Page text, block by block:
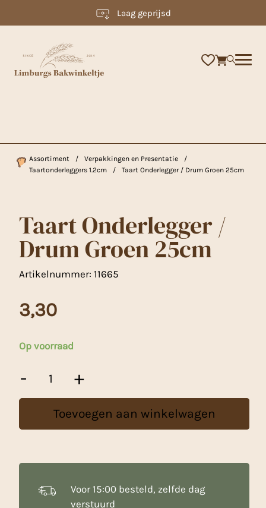
Laag geprijsd
Assortiment / Verpakkingen en Presentatie
/
Taartonderleggers 1.2cm
/ Taart Onderlegger / Drum Groen 25cm
Taart Onderlegger /
Drum Groen 25cm
Artikelnummer: 11665
3,30
Op voorraad
-
Onderlegger
Drum
25cm
+
Toevoegen aan winkelwagen
Voor 15:00 besteld, zelfde dag
verstuurd